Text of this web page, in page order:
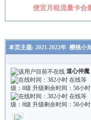
便宜月租流量卡合
本页主题: 2021-2022年 樱桃小
道心仲魔